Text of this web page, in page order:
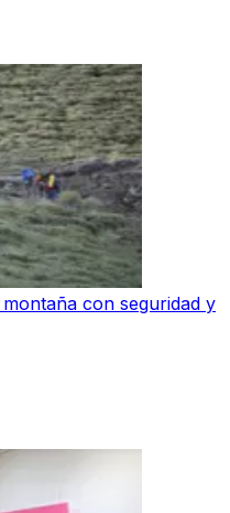
con seguridad y